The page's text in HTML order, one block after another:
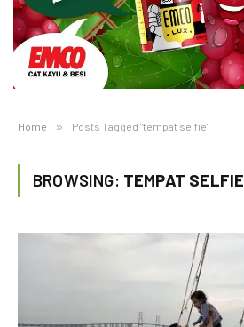
Home » Posts Tagged "tempat selfie"
BROWSING: TEMPAT SELFIE